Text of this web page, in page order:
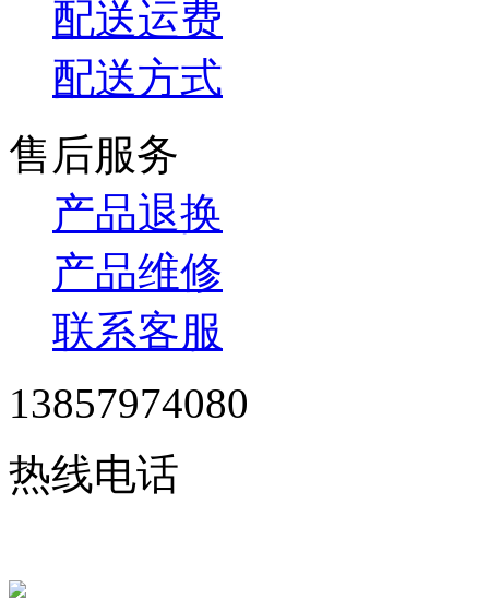
配送运费
配送方式
售后服务
产品退换
产品维修
联系客服
13857974080
热线电话